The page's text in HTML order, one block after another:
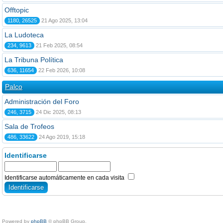
Offtopic
1180, 26525 21 Ago 2025, 13:04
La Ludoteca
234, 9613 21 Feb 2025, 08:54
La Tribuna Política
636, 11654 22 Feb 2026, 10:08
Palco
Administración del Foro
246, 3715 24 Dic 2025, 08:13
Sala de Trofeos
486, 33622 24 Ago 2019, 15:18
Identificarse
Identificarse automáticamente en cada visita
Powered by phpBB © phpBB Group.